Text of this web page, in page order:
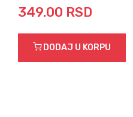
349.00 RSD
DODAJ U KORPU